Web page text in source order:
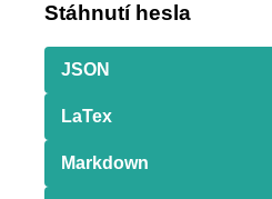
Stáhnutí hesla
JSON
LaTex
Markdown